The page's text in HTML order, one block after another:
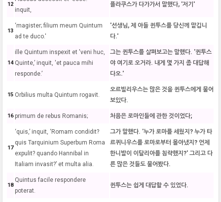
12
inquit,
플라쿠스가 다가가서 말했다, '저기'
13
‘magister; filium meum Quintum
ad te duco.'
'선생님, 제 아들 퀸투스를 당신께 맡깁니
다.'
14
ille Quintum inspexit et 'veni huc,
Quinte,’ inquit, 'et pauca mihi
responde.’
그는 퀸투스를 살펴보고는 말했다. '퀸투스
야 여기로 오거라. 내게 몇 가지 좀 대답해
다오.'
15 Orbilius multa Quintum rogavit.
오르빌리우스는 많은 것을 퀸투스에게 물어
보았다.
16 primum de rebus Romanis; 처음은 로마인들에 관한 것이었다;
17
‘quis,’ inquit, ‘Romam condidit?
quis Tarquinium Superbum Roma
expulit? quando Hannibal in
Italiam invasit?’ et multa alia.
그가 말했다. '누가 로마를 세웠지? 누가 타
르퀴니우스를 로마로부터 몰아냈지? 언제
한니발이 이탈리아를 침략했지?' 그리고 다
른 많은 것들도 물어봤다.
18
Quintus facile respondere
poterat.
퀸투스는 쉽게 대답할 수 있었다.